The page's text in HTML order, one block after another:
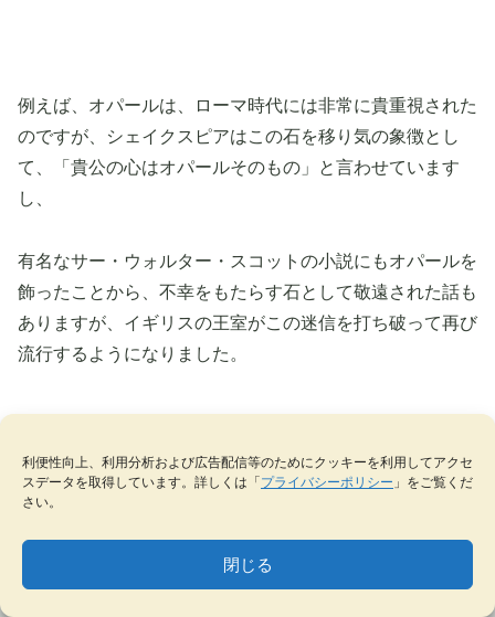
利便性向上、利用分析および広告配信等のためにクッキーを利用してアクセ
スデータを取得しています。詳しくは「 プライバシーポリシー 」をご覧くだ
さい。
閉じる
例えば、オパールは、ローマ時代には非常に貴重視された
のですが、シェイクスピアはこの石を移り気の象徴とし
て、「貴公の心はオパールそのもの」と言わせています
し、
有名なサー・ウォルター・スコットの小説にもオパールを
飾ったことから、不幸をもたらす石として敬遠された話も
ありますが、イギリスの王室がこの迷信を打ち破って再び
流行するようになりました。
日本でのオパールは、戦後流行して活発な需要があり、重
要な宝石として年々数多く輸入され消費されましたが、近
年ではダイヤモンドが大きくクローズ・アップされてきて